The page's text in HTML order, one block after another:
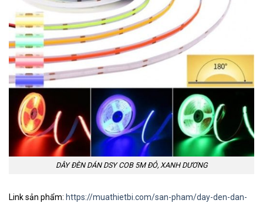
DÂY ĐÈN DÁN DSY COB 5M ĐỎ, XANH DƯƠNG
Link sản phẩm: https://muathietbi.com/san-pham/day-den-dan-